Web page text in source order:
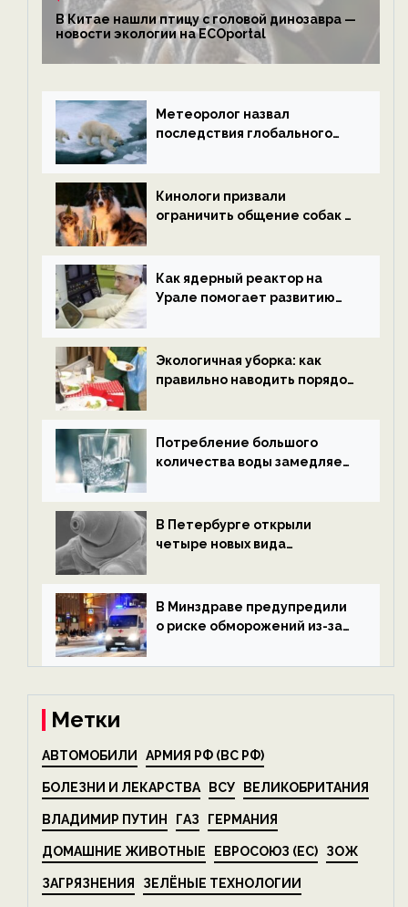
В Китае нашли птицу с головой динозавра —
новости экологии на ECOportal
Метеоролог назвал
последствия глобального
ECOportal
Кинологи призвали
ограничить общение собак с
ECOportal
Как ядерный реактор на
Урале помогает развитию
ECOportal
Экологичная уборка: как
правильно наводить порядок
Потребление большого
количества воды замедляет
В Петербурге открыли
четыре новых вида
экологии на ECOportal
В Минздраве предупредили
о риске обморожений из-за
на ECOportal
Метки
АВТОМОБИЛИ АРМИЯ РФ (ВС РФ)
БОЛЕЗНИ И ЛЕКАРСТВА ВСУ ВЕЛИКОБРИТАНИЯ
ВЛАДИМИР ПУТИН ГАЗ ГЕРМАНИЯ
ДОМАШНИЕ ЖИВОТНЫЕ ЕВРОСОЮЗ (ЕС) ЗОЖ
ЗАГРЯЗНЕНИЯ ЗЕЛЁНЫЕ ТЕХНОЛОГИИ